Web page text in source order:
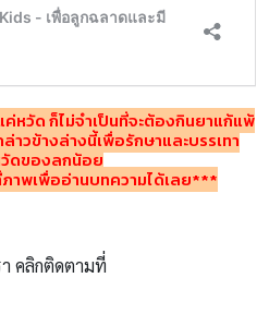
หวัด ก็ไม่จำเป็นที่จะต้องกินยาแก้แพ้
วข้างล่างนี้เพื่อรักษาและบรรเทา
วัดของลูกน้อย
าพเพื่ออ่านบทความได้เลย***
า คลิกติดตามที่